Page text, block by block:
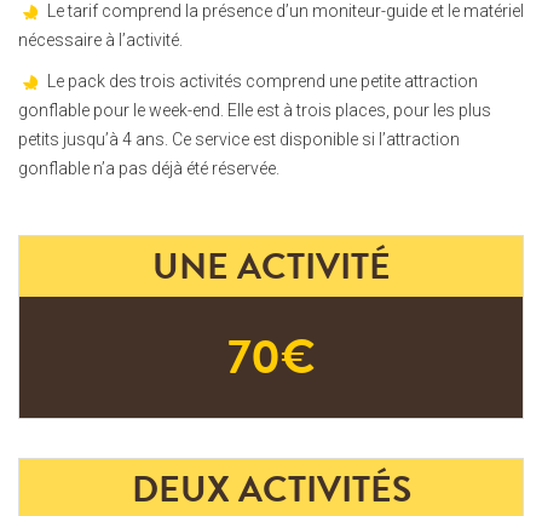
Le tarif comprend la présence d’un moniteur-guide et le matériel
nécessaire à l’activité.
Le pack des trois activités comprend une petite attraction
gonflable pour le week-end. Elle est à trois places, pour les plus
petits jusqu’à 4 ans. Ce service est disponible si l’attraction
gonflable n’a pas déjà été réservée.
UNE ACTIVITÉ
70€
DEUX ACTIVITÉS